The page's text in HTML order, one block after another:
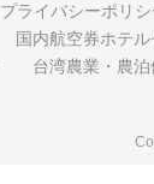
プライバシーポリシ
国内航空券ホテル
台湾農業・農泊